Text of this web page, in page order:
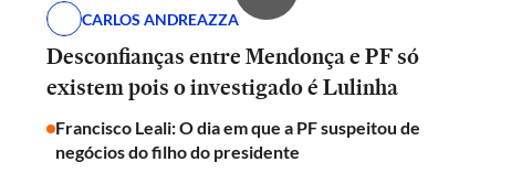
CARLOS ANDREAZZA
Desconfianças entre Mendonça e PF só
existem pois o investigado é Lulinha
Francisco Leali: O dia em que a PF suspeitou de
negócios do filho do presidente